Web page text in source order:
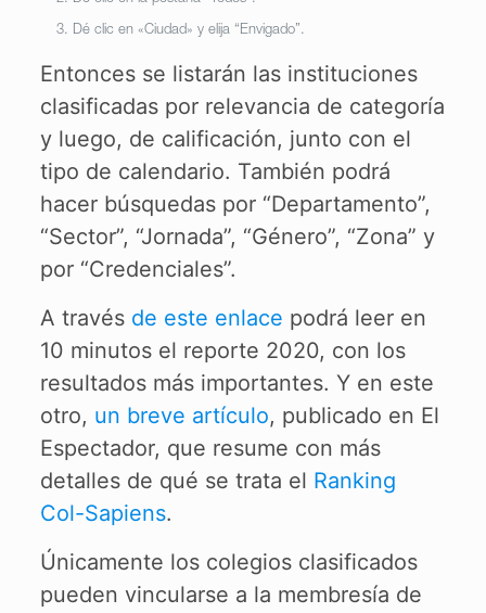
Dé clic en «Ciudad» y elija “Envigado”.
Entonces se listarán las instituciones
clasificadas por relevancia de categoría
y luego, de calificación, junto con el
tipo de calendario. También podrá
hacer búsquedas por “Departamento”,
“Sector”, “Jornada”, “Género”, “Zona” y
por “Credenciales”.
A través de este enlace podrá leer en
10 minutos el reporte 2020, con los
resultados más importantes. Y en este
otro, un breve artículo, publicado en El
Espectador, que resume con más
detalles de qué se trata el Ranking
Col-Sapiens.
Únicamente los colegios clasificados
pueden vincularse a la membresía de